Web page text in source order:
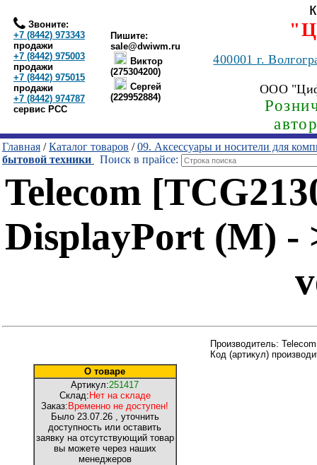
Звоните:
+7 (8442) 973343
продажи
+7 (8442) 975003
продажи
+7 (8442) 975015
продажи
+7 (8442) 974787
сервис РСС
Пишите:
sale@dwiwm.ru
Виктор
(275304200)
Сергей
(229952884)
400001г.
ООО
Главная /Каталог товаров /09. Аксессуары и носители для
бытовой техники
Поиск в прайсе:
Telecom
DisplayPort (M) -
О товаре
Артикул:251417
Склад: Нет на складе
Заказ: Временно не доступен!
Было 23.07.26 , уточнить
доступность или оставить
заявку на отсутствующий товар
вы можете через наших
менеджеров
Производитель: Telecom
Код (артикул)